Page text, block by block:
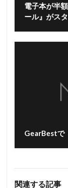
電子本が半
ール』がス
GearBestで
関連する記事